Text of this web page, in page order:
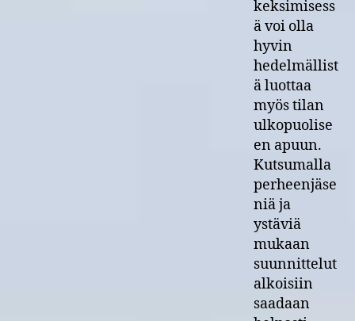
keksimisess
ä voi olla
hyvin
hedelmällist
ä luottaa
myös tilan
ulkopuolise
en apuun.
Kutsumalla
perheenjäse
niä ja
ystäviä
mukaan
suunnittelut
alkoisiin
saadaan